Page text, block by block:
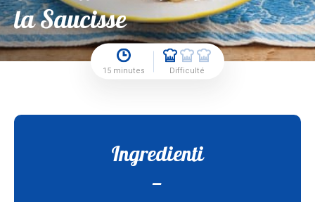
la Saucisse
15 minutes Difficulté
Ingredienti